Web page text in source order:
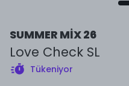
SUMMER MİX 26
Love Check SL
Tükeniyor